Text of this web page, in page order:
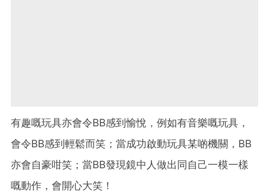
有趣嘅玩具亦會令BB感到愉悅，例如有音樂嘅玩具，
會令BB感到輕鬆而笑；當成功啟動玩具某啲機關，BB
亦會自豪咁笑；當BB發現鏡中人做出同自己一模一樣
嘅動作，會開心大笑！